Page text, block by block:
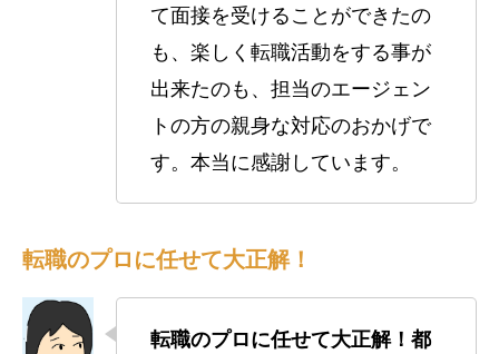
て面接を受けることができたの
も、楽しく転職活動をする事が
出来たのも、担当のエージェン
トの方の親身な対応のおかげで
す。本当に感謝しています。
転職のプロに任せて大正解！
転職のプロに任せて大正解！都